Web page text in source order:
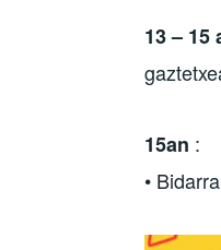
13 – 15
15an :
•